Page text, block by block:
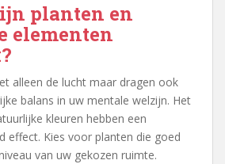
planten en
elementen
alleen de lucht maar dragen ook
balans in uw mentale welzijn. Het
kleuren hebben een
effect. Kies voor planten die goed
van uw gekozen ruimte.